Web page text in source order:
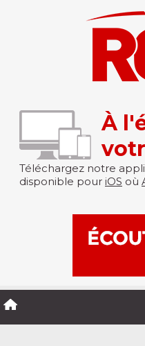
À
Téléchargez notre
disponible pour iOS où